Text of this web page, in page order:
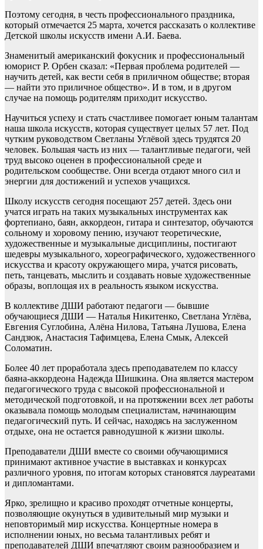
Поэтому сегодня, в честь профессионального праздника,
который отмечается 25 марта, хочется рассказать о коллективе
Детской школы искусств имени А.И. Баева.
Знаменитый американский фокусник и профессиональный
юморист Р. Орбен сказал: «Первая проблема родителей —
научить детей, как вести себя в приличном обществе; вторая
— найти это приличное общество». И в том, и в другом
случае на помощь родителям приходит искусство.
Научиться успеху и стать счастливее помогает юным талантам
наша школа искусств, которая существует целых 57 лет. Под
чутким руководством Светланы Углёвой здесь трудятся 20
человек. Большая часть из них — талантливые педагоги, чей
труд высоко оценен в профессиональной среде и
родительском сообществе. Они всегда отдают много сил и
энергии для достижений и успехов учащихся.
Школу искусств сегодня посещают 257 детей. Здесь они
учатся играть на таких музыкальных инструментах как
фортепиано, баян, аккордеон, гитара и синтезатор, обучаются
сольному и хоровому пению, изучают теоретические,
художественные и музыкальные дисциплины, постигают
шедевры музыкального, хореографического, художественного
искусства и красоту окружающего мира, учатся рисовать,
петь, танцевать, мыслить и создавать новые художественные
образы, воплощая их в реальность языком искусства.
В коллективе ДШИ работают педагоги — бывшие
обучающиеся ДШИ — Наталья Никитенко, Светлана Углёва,
Евгения Суглобина, Алёна Нилова, Татьяна Лушова, Елена
Сандзюк, Анастасия Тафимцева, Елена Смык, Алексей
Соломатин.
Более 40 лет проработала здесь преподавателем по классу
баяна-аккордеона Надежда Шишкина. Она является мастером
педагогического труда с высокой профессиональной и
методической подготовкой, и на протяжении всех лет работы
оказывала помощь молодым специалистам, начинающим
педагогический путь. И сейчас, находясь на заслуженном
отдыхе, она не остается равнодушной к жизни школы.
Преподаватели ДШИ вместе со своими обучающимися
принимают активное участие в выставках и конкурсах
различного уровня, по итогам которых становятся лауреатами
и дипломантами.
Ярко, зрелищно и красиво проходят отчетные концерты,
позволяющие окунуться в удивительный мир музыки и
неповторимый мир искусства. Концертные номера в
исполнении юных, но весьма талантливых ребят и
преподавателей ДШИ впечатляют своим разнообразием и